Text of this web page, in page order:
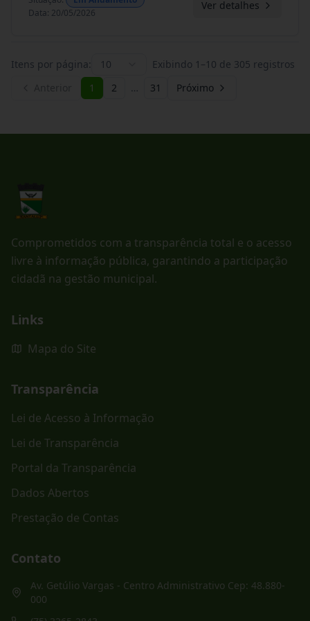
Data: 20/05/2026
Ver detalhes
Itens por página: 10 Exibindo 1 –10 de 305 registros
1 2 … 31 Próximo
Comprometidos com a transparência total e o acesso
livre à informação pública, garantindo a participação
cidadã na gestão municipal.
Links
Mapa do Site
Transparência
Lei de Acesso à Informação
Lei de Transparência
Portal da Transparência
Dados Abertos
Prestação de Contas
Contato
Av. Getúlio Vargas - Centro Administrativo Cep: 48.880-
000